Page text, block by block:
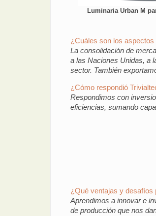
Luminaria Urban M
¿Cuáles son los
La consolidación de
a las Naciones Unidas, a
sector. También
¿Cómo respondió
Respondimos con
eficiencias, sumando
¿Qué ventajas y desafíos
Aprendimos a innovar e
de producción que nos